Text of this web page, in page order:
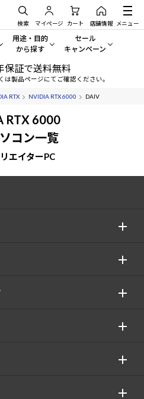
検索 マイページ カート 店舗情報 メニュー
すべてみる
用途・目的
から探す
一般向けパソコン
ゲーミングPC・ゲーム向けパソコン
ビジネス向けパソコン
セール
キャンペーン
セール・キャンペー
期間限定セール
保証で送料無料
は製品ページにてご確認ください。
RTX NVIDIA RTX 6000 DAIV
RTX 6000
コン一覧
エイターPC